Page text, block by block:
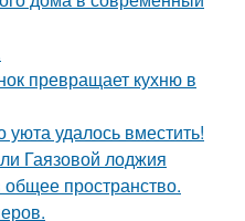
превращает кухню в
уюта удалось вместить!
Гаязовой лоджия
пространство.